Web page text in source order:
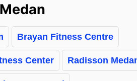
Brayan Fitness Centre
Center Radisson